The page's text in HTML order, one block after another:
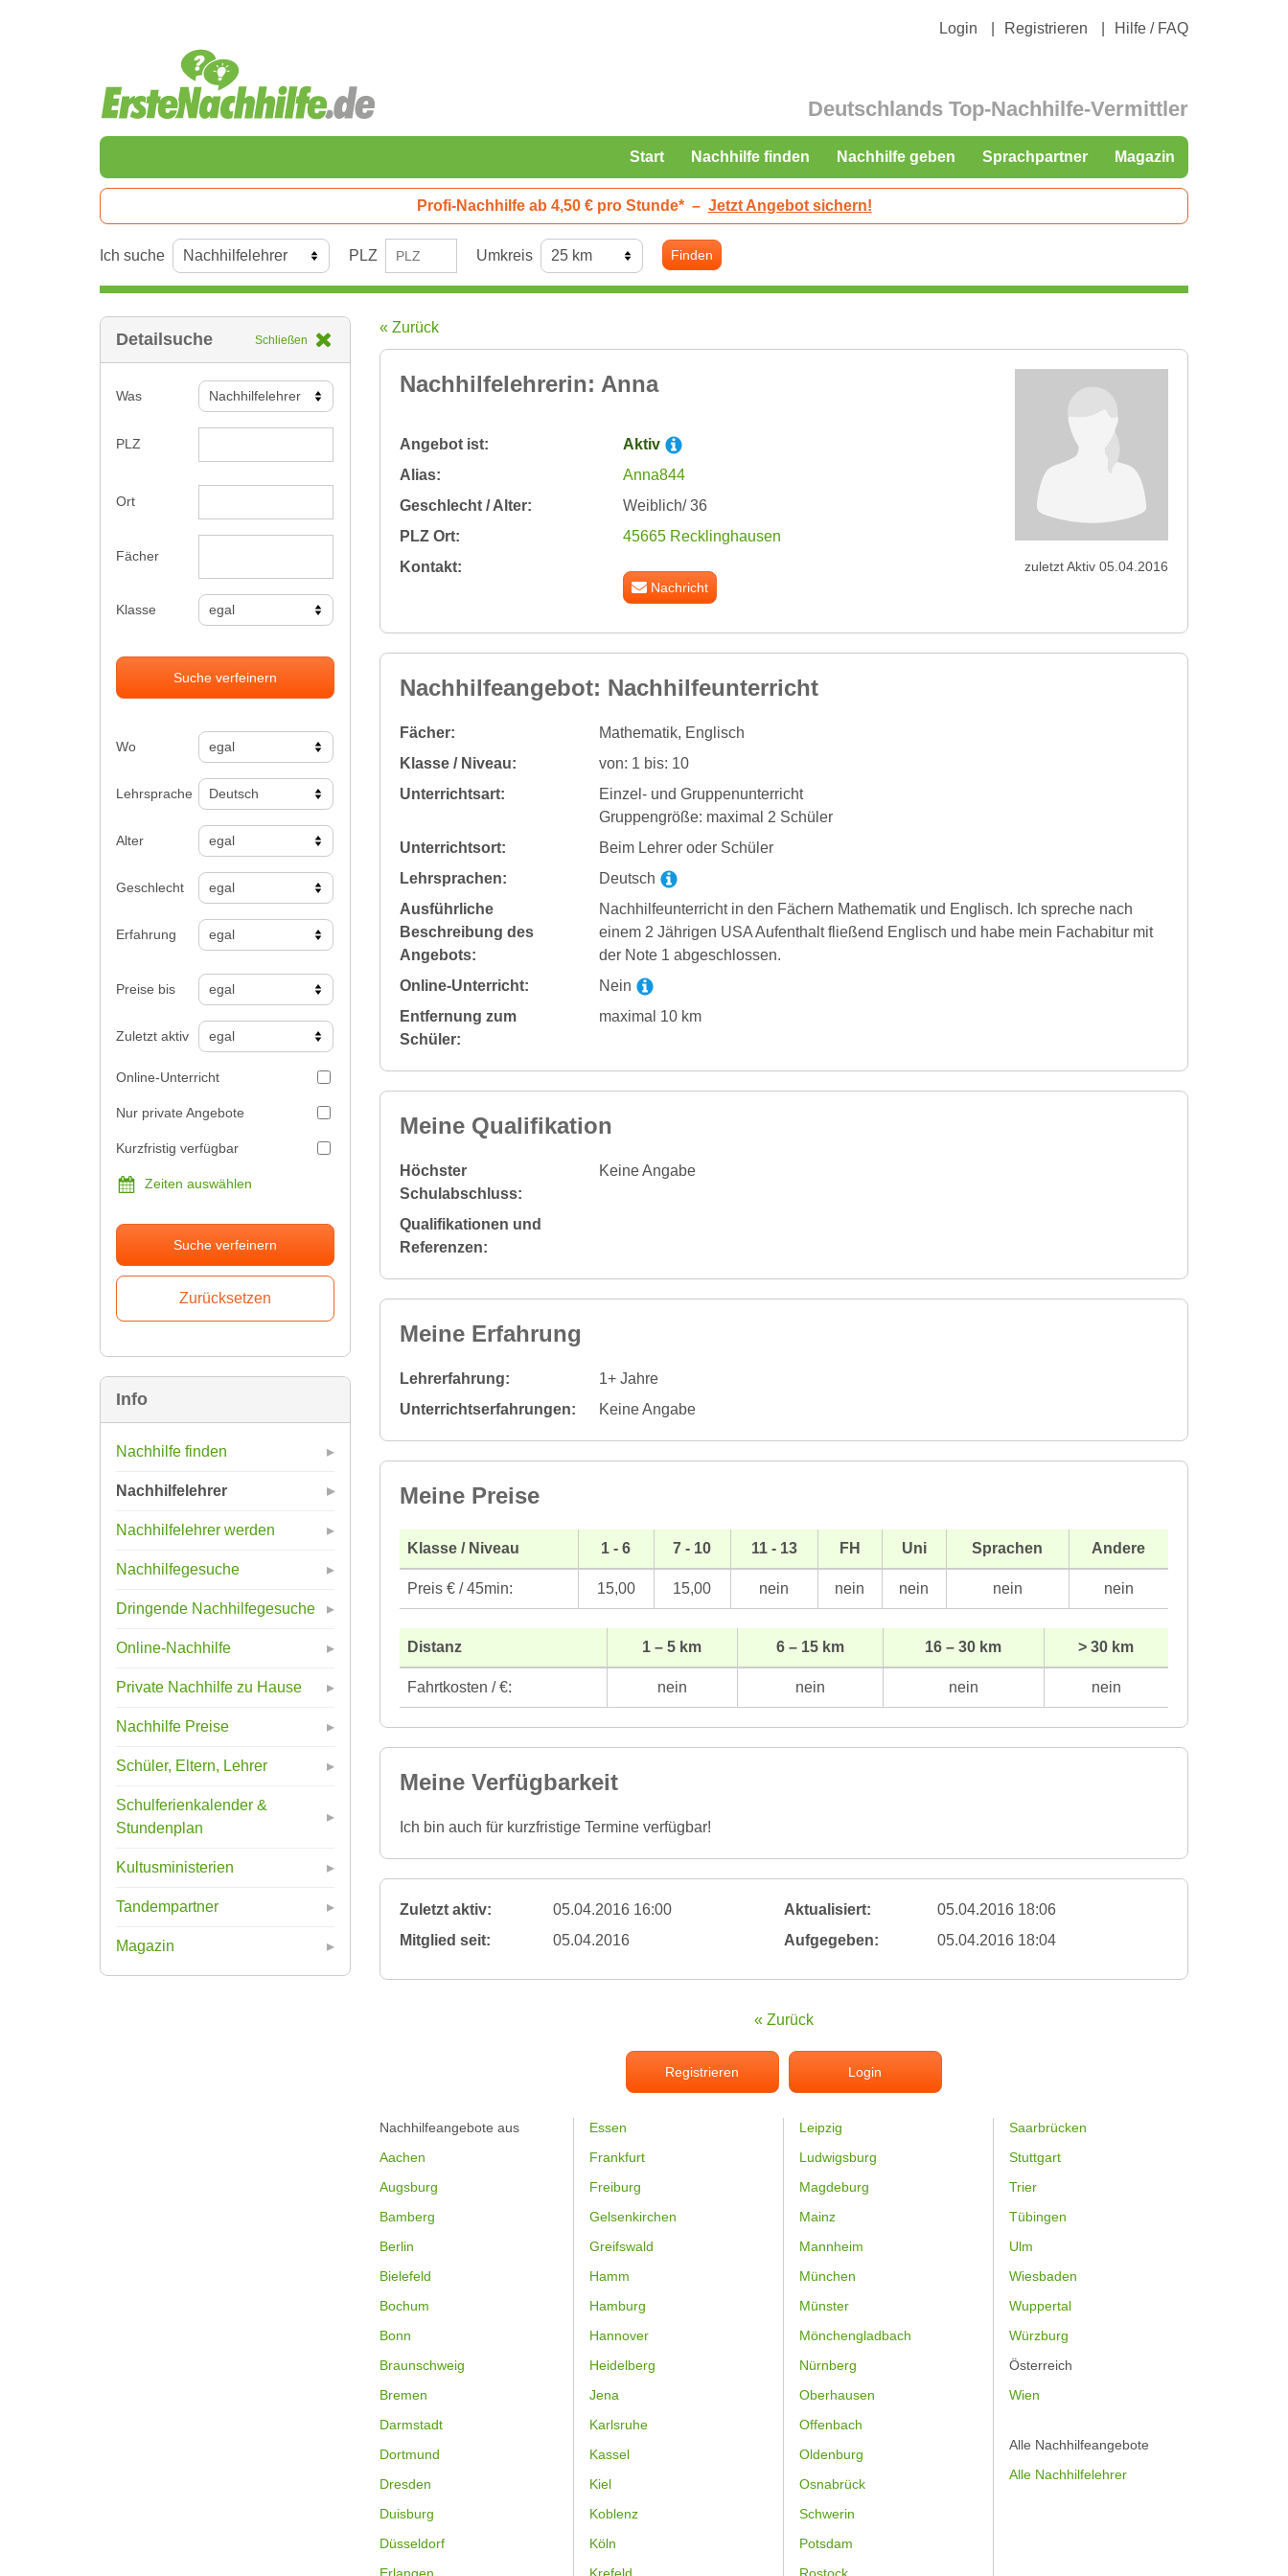
Login Registrieren Hilfe / FAQ
Deutschlands Top-Nachhilfe-Vermittler
Start Nachhilfe finden Nachhilfe geben Sprachpartner Magazin
Profi-Nachhilfe ab 4,50 € pro Stunde* – Jetzt Angebot sichern!
Ich suche PLZ Umkreis Finden
Detailsuche Schließen
Was
PLZ
Ort
Fächer
Klasse
Suche verfeinern
Wo
Lehrsprache
Alter
Geschlecht
Erfahrung
Preise bis
Zuletzt aktiv
Online-Unterricht
Nur private Angebote
Kurzfristig verfügbar
Zeiten auswählen
Suche verfeinern
Info
Nachhilfe finden
Nachhilfelehrer
Nachhilfelehrer werden
Nachhilfegesuche
Dringende Nachhilfegesuche
Online-Nachhilfe
Private Nachhilfe zu Hause
Nachhilfe Preise
Schüler, Eltern, Lehrer
Schulferienkalender &
Stundenplan
Kultusministerien
Tandempartner
Magazin
« Zurück
Nachhilfelehrerin: Anna
Angebot ist:
Aktiv
Alias:
Anna844
Geschlecht / Alter:
Weiblich/ 36
PLZ Ort:
45665 Recklinghausen
Kontakt:
Nachricht
zuletzt Aktiv 05.04.2016
Nachhilfeangebot: Nachhilfeunterricht
Fächer:
Mathematik, Englisch
Klasse / Niveau:
von: 1 bis: 10
Unterrichtsart:
Einzel- und Gruppenunterricht
Gruppengröße: maximal 2 Schüler
Unterrichtsort:
Beim Lehrer oder Schüler
Lehrsprachen:
Deutsch
Ausführliche
Beschreibung des
Angebots:
Nachhilfeunterricht in den Fächern Mathematik und Englisch. Ich spreche nach
einem 2 Jährigen USA Aufenthalt fließend Englisch und habe mein Fachabitur mit
der Note 1 abgeschlossen.
Online-Unterricht:
Nein
Entfernung zum
Schüler:
maximal 10 km
Meine Qualifikation
Höchster
Schulabschluss:
Keine Angabe
Qualifikationen und
Referenzen:
Meine Erfahrung
Lehrerfahrung:
1+ Jahre
Unterrichtserfahrungen:
Keine Angabe
Meine Preise
Klasse / Niveau 1 - 6 7 - 10 11 - 13 FH Uni Sprachen Andere
Preis € / 45min: 15,00 15,00 nein nein nein nein nein
Distanz 1 – 5 km 6 – 15 km 16 – 30 km > 30 km
Fahrtkosten / €: nein nein nein nein
Meine Verfügbarkeit
Ich bin auch für kurzfristige Termine verfügbar!
Zuletzt aktiv: 05.04.2016 16:00 Aktualisiert:
05.04.2016 18:06
Mitglied seit:
05.04.2016 Aufgegeben: 05.04.2016 18:04
« Zurück
Registrieren Login
Nachhilfeangebote aus
Aachen
Augsburg
Bamberg
Berlin
Bielefeld
Bochum
Bonn
Braunschweig
Bremen
Darmstadt
Dortmund
Dresden
Duisburg
Düsseldorf
Erlangen
Essen
Frankfurt
Freiburg
Gelsenkirchen
Greifswald
Hamm
Hamburg
Hannover
Heidelberg
Jena
Karlsruhe
Kassel
Kiel
Koblenz
Köln
Krefeld
Leipzig
Ludwigsburg
Magdeburg
Mainz
Mannheim
München
Münster
Mönchengladbach
Nürnberg
Oberhausen
Offenbach
Oldenburg
Osnabrück
Schwerin
Potsdam
Rostock
Saarbrücken
Stuttgart
Trier
Tübingen
Ulm
Wiesbaden
Wuppertal
Würzburg
Österreich
Wien
Alle Nachhilfeangebote
Alle Nachhilfelehrer